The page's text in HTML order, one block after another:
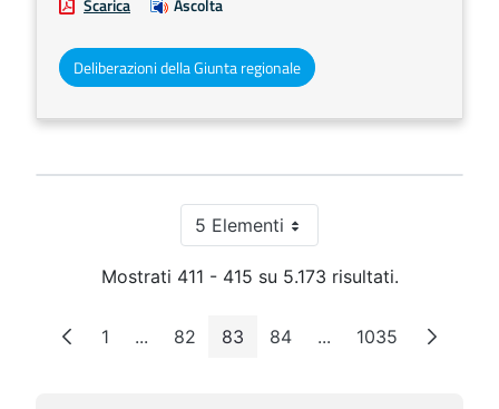
Scarica Ascolta
Deliberazioni della Giunta regionale
5 ElementiPer pagina
Mostrati 411 - 415 su 5.173 risultati.
Pagina
1 ...Pagine intermedie
Pagina
82 Pagina
83 Pagina
84 ...Pagine intermedie
Pagina
1035